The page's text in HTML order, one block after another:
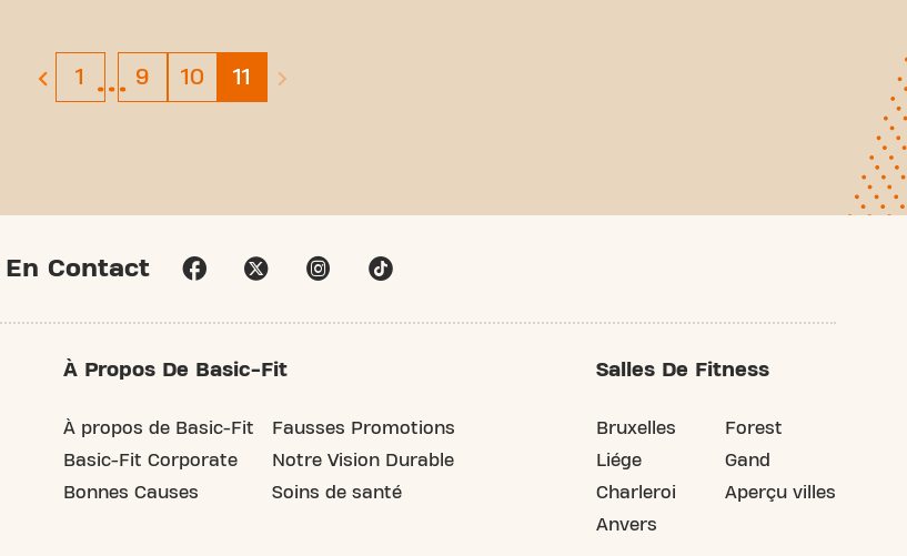
Page 1
1 … Page 9
9 Page 10
10 Page 11
11
En Contact
À Propos De Basic-Fit
À propos de Basic-Fit
Basic-Fit Corporate
Bonnes Causes
Fausses Promotions
Notre Vision Durable
Soins de santé
Salles De Fitness
Bruxelles
Liége
Charleroi
Anvers
Forest
Gand
Aperçu villes